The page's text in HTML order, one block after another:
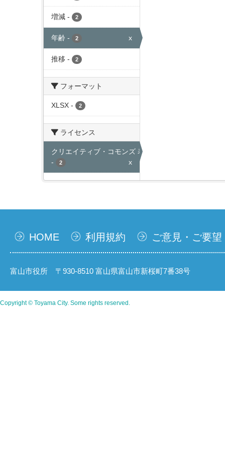
増減 - 2
年齢 - 2 x
推移 - 2
フォーマット
XLSX - 2
ライセンス
クリエイティブ・コモンズ 表示
-
2 x
HOME 利用規約 ご意見・ご要望
富山市役所 〒930-8510 富山県富山市新桜町7番38号
Copyright © Toyama City. Some rights reserved.